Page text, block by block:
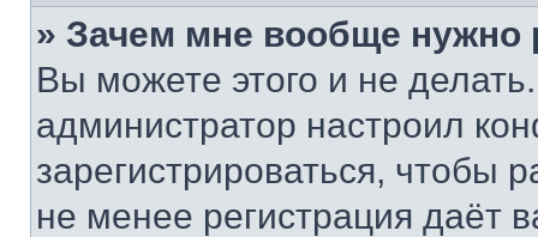
» Зачем мне вообще нужно
Вы можете этого и не
администратор настроил
зарегистрироваться, чтобы
не менее регистрация даёт